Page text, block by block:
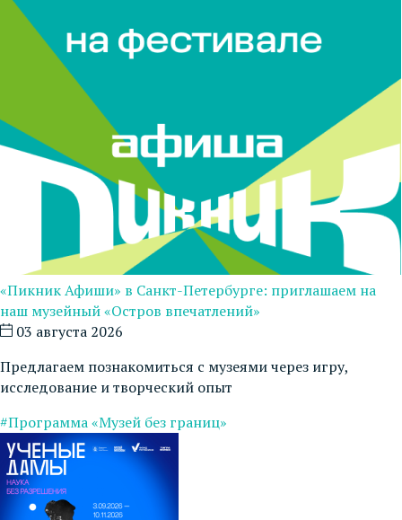
«Пикник Афиши» в Санкт-Петербурге: приглашаем на
наш музейный «Остров впечатлений»
03 августа 2026
Предлагаем познакомиться с музеями через игру,
исследование и творческий опыт
#Программа «Музей без границ»